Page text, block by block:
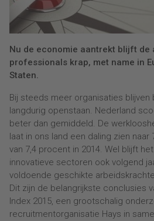
Nu de economie aantrekt blijft de
professionals krap, met name in
Staten.
Bij steeds meer organisaties blijven
langdurig openstaan. Nederland
beter dan gemiddeld. De
laat in ons land een daling zien
van 7,4 procent in 2014. Wel blijft
innovatieve sectoren ook volgend
voldoende geschikte
Dit zijn de belangrijkste conclusies
Index 2015, een grootschalig
recruitmentorganisatie Hays in